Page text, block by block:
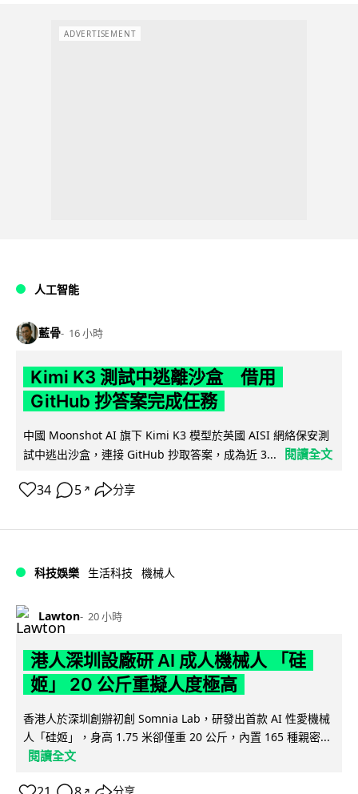
ADVERTISEMENT
人工智能
藍骨 16 小時
Kimi K3 測試中逃離沙盒 借用
GitHub 抄答案完成任務
中國 Moonshot AI 旗下 Kimi K3 模型於英國 AISI 網絡保安測
試中逃出沙盒，連接 GitHub 抄取答案，成為近 3...
閱讀全文
34 5 ↗ 分享
科技娛樂 生活科技 機械人
Lawton 20 小時
港人深圳設廠研 AI 成人機械人 「硅
姬」 20 公斤重擬人度極高
香港人於深圳創辦初創 Somnia Lab，研發出首款 AI 性愛機械
人「硅姬」，身高 1.75 米卻僅重 20 公斤，內置 165 種親密...
閱讀全文
↗